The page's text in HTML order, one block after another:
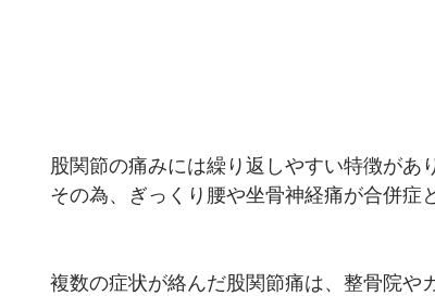
股関節の痛みには繰り返しやすい特徴があ
その為、ぎっくり腰や坐骨神経痛が合併症
複数の症状が絡んだ股関節痛は、整骨院や